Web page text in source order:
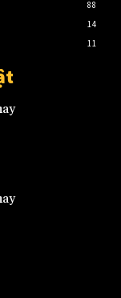
88
14
11